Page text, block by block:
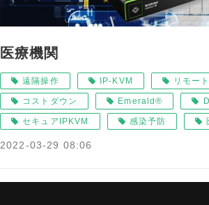
医療機関
遠隔操作 IP-KVM リモー
コストダウン Emerald®
セキュアIPKVM 感染予防
2022-03-29 08:06